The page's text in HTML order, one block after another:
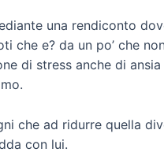
una rendiconto
che e? da un po’ che
di stress anche di
che ad ridurre quella
con lui.